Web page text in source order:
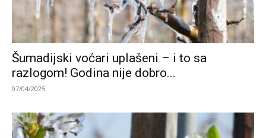
Šumadijski voćari uplašeni – i to sa
razlogom! Godina nije dobro...
07/04/2025